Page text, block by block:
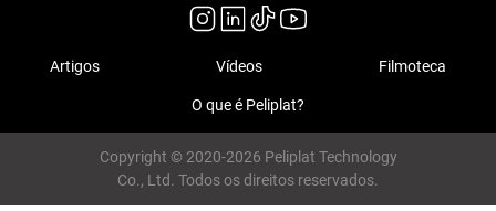
Artigos Vídeos Filmoteca
O que é Peliplat?
Copyright © 2020-2026 Peliplat Technology
Co., Ltd. Todos os direitos reservados.